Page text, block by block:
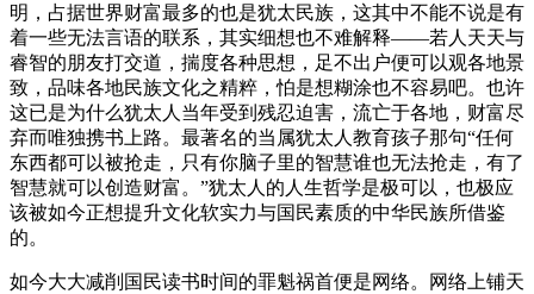
明，占据世界财富最多的也是犹太民族，这其中不能不说是有
着一些无法言语的联系，其实细想也不难解释——若人天天与
睿智的朋友打交道，揣度各种思想，足不出户便可以观各地景
致，品味各地民族文化之精粹，怕是想糊涂也不容易吧。也许
这已是为什么犹太人当年受到残忍迫害，流亡于各地，财富尽
弃而唯独携书上路。最著名的当属犹太人教育孩子那句“任何
东西都可以被抢走，只有你脑子里的智慧谁也无法抢走，有了
智慧就可以创造财富。”犹太人的人生哲学是极可以，也极应
该被如今正想提升文化软实力与国民素质的中华民族所借鉴
的。
如今大大减削国民读书时间的罪魁祸首便是网络。网络上铺天